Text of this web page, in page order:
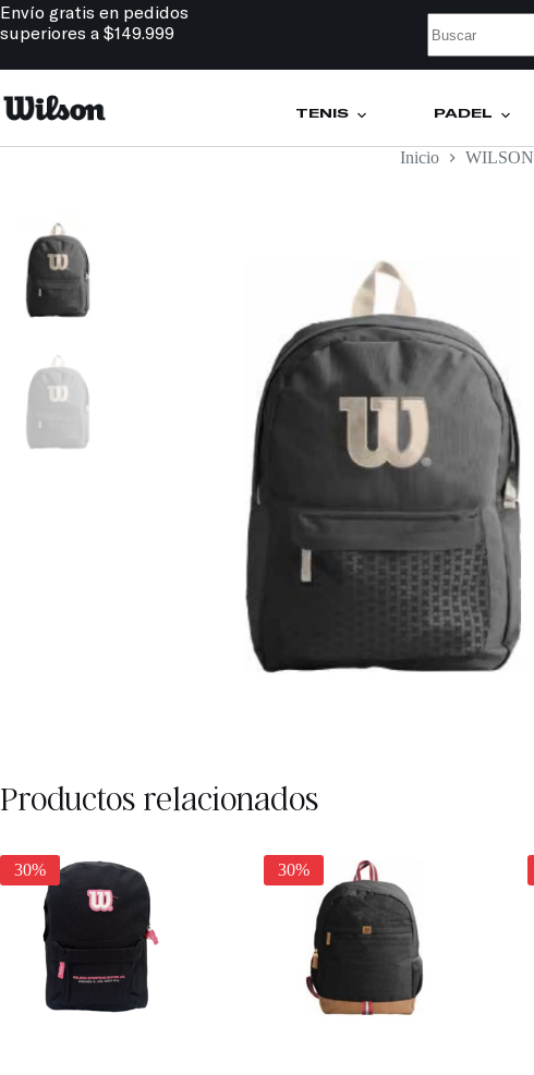
Envío gratis en pedidos
superiores a $149.999
TENIS PÁDEL
Inicio WILSON
Productos relacionados
30% 30%